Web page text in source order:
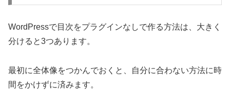
WordPressで目次をプラグインなしで作る方法は、大きく
分けると3つあります。
最初に全体像をつかんでおくと、自分に合わない方法に時
間をかけずに済みます。